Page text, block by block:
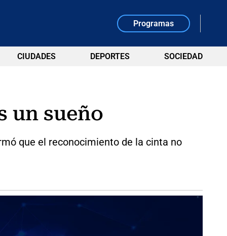
Programas
CIUDADES DEPORTES SOCIEDAD
un sueño
que el reconocimiento de la cinta no